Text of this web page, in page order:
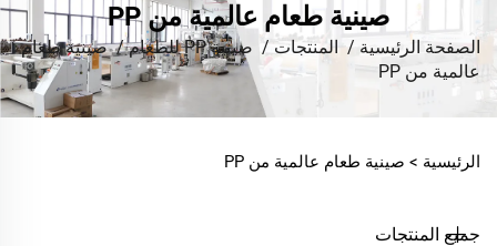
صينية طعام عالمية من PP
الصفحة الرئيسية / المنتجات/ صينية PP للطعام /صينية طعام
عالمية من PP
الرئيسية > صينية طعام عالمية من PP
جميع المنتجات